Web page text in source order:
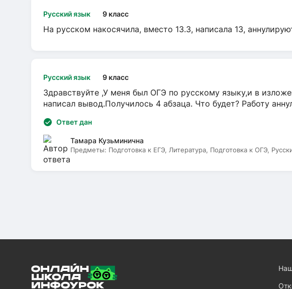
Русский язык 9 класс
На русском накосячила, вместо 13.3, написала 13,
Русский язык 9 класс
Здравствуйте ,У меня был ОГЭ по русскому языку,и в
написал вывод.Получилось 4 абзаца. Что будет? Работу
Ответ дан
Тамара Кузьминична
Предметы: Подготовка к ЕГЭ, Литература, Подготовка к ОГЭ,